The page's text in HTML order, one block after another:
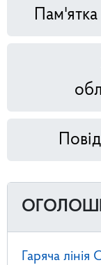
Гаряча